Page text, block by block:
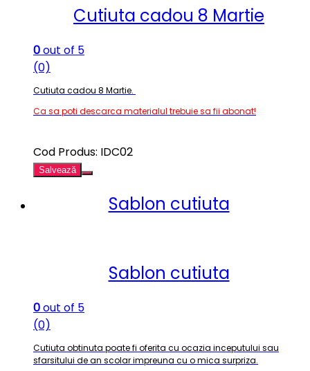
Cutiuta cadou 8 Martie
0out of 5
(0)
Cutiuta cadou 8 Martie.
Ca sa poti descarca materialul trebuie sa fii abonat!
Cod Produs: IDC02
Salvează
Sablon cutiuta
Sablon cutiuta
0out of 5
(0)
Cutiuta obtinuta poate fi oferita cu ocazia inceputului sau
sfarsitului de an scolar impreuna cu o mica surpriza.